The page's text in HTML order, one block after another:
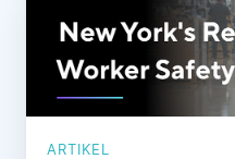
ARTIKEL